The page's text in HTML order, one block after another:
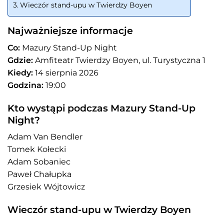
Wieczór stand-upu w Twierdzy Boyen
Najważniejsze informacje
Co: Mazury Stand-Up Night
Gdzie: Amfiteatr Twierdzy Boyen, ul. Turystyczna 1
Kiedy: 14 sierpnia 2026
Godzina: 19:00
Kto wystąpi podczas Mazury Stand-Up
Night?
Adam Van Bendler
Tomek Kołecki
Adam Sobaniec
Paweł Chałupka
Grzesiek Wójtowicz
Wieczór stand-upu w Twierdzy Boyen